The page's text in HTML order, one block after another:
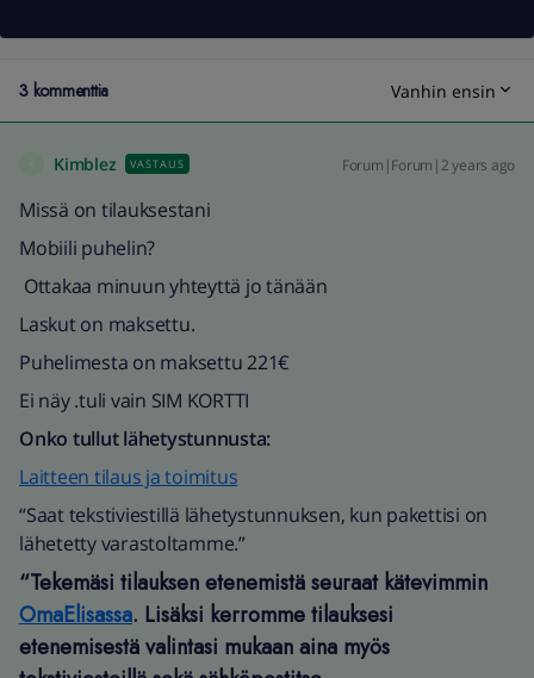
3 kommenttia Vanhin ensin
Kimblez VASTAUS Forum|Forum|2 years ago
Missä on tilauksestani
Mobiili puhelin?
Ottakaa minuun yhteyttä jo tänään
Laskut on maksettu.
Puhelimesta on maksettu 221€
Ei näy .tuli vain SIM KORTTI
Onko tullut lähetystunnusta:
Laitteen tilaus ja toimitus
“Saat tekstiviestillä lähetystunnuksen, kun pakettisi on
lähetetty varastoltamme.”
“Tekemäsi tilauksen etenemistä seuraat kätevimmin
OmaElisassa. Lisäksi kerromme tilauksesi
etenemisestä valintasi mukaan aina myös